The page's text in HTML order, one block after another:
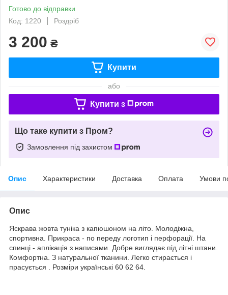
Готово до відправки
Код: 1220
Роздріб
3 200 ₴
Купити
або
Купити з
Що таке купити з Пром?
Замовлення під захистом
Опис Характеристики Доставка Оплата Умови
Опис
Яскрава жовта туніка з капюшоном на літо. Молодіжна,
спортивна. Прикраса - по переду логотип і перфорації. На
спинці - аплікація з написами. Добре виглядає під літні штани.
Комфортна. З натуральної тканини. Легко стирається і
прасується . Розміри українські 60 62 64.